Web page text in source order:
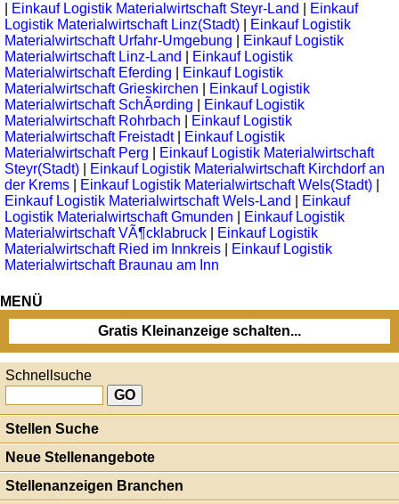
Einkauf Logistik Materialwirtschaft Steyr-Land
Einkauf
Logistik Materialwirtschaft Linz(Stadt)
Einkauf Logistik
Materialwirtschaft Urfahr-Umgebung
Einkauf Logistik
Materialwirtschaft Linz-Land
Einkauf Logistik
Materialwirtschaft Eferding
Einkauf Logistik
Materialwirtschaft Grieskirchen
Einkauf Logistik
Materialwirtschaft SchÃ¤rding
Einkauf Logistik
Materialwirtschaft Rohrbach
Einkauf Logistik
Materialwirtschaft Freistadt|
Einkauf Logistik
Materialwirtschaft Perg
Einkauf Logistik Materialwirtschaft
Steyr(Stadt)
Einkauf Logistik Materialwirtschaft Kirchdorf an
der Krems
Einkauf Logistik Materialwirtschaft Wels(Stadt)
Einkauf Logistik Materialwirtschaft Wels-Land
Einkauf
Logistik Materialwirtschaft Gmunden
Einkauf Logistik
Materialwirtschaft VÃ¶cklabruck
Einkauf Logistik
Materialwirtschaft Ried im Innkreis
Einkauf Logistik
Materialwirtschaft Braunau am Inn
MENÜ
Gratis Kleinanzeige schalten...
Schnellsuche
Stellen Suche
Neue Stellenangebote
Stellenanzeigen Branchen